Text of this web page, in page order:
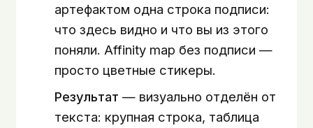
артефактом одна строка подписи:
что здесь видно и что вы из этого
поняли. Affinity map без подписи —
просто цветные стикеры.
Результат — визуально отделён от
текста: крупная строка, таблица